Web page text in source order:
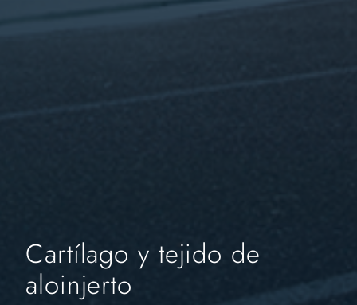
Cartílago y tejido de
aloinjerto